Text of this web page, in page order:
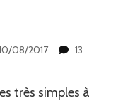
08/2017
13
très simples à